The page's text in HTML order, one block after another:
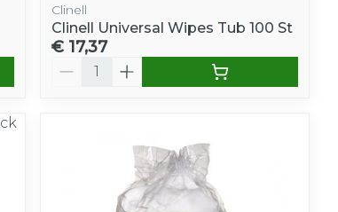
Clinell
Clinell Universal Wipes Tub 100 St
€ 17,37
Aantal